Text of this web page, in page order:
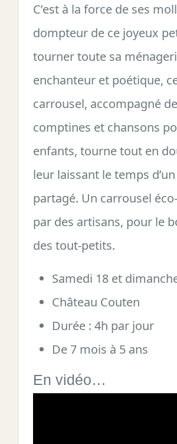
C’est à la force de ses
dompteur de ce joyeux
tourner toute sa
enchanteur et poétique,
carrousel, accompagné de
comptines et chansons
enfants, tourne tout en
leur laissant le temps
partagé. Un carrousel
par des artisans, pour le
des tout-petits.
Samedi 18 et
Château Couten
Durée : 4h par jour
De 7 mois à 5 ans
En vidéo…